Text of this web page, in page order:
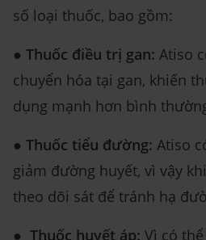
số loại thuốc, bao gồm:
● Thuốc điều trị gan: Atiso
chuyển hóa tại gan, khiến
dụng mạnh hơn bình
● Thuốc tiểu đường: Atiso
giảm đường huyết, vì vậy
theo dõi sát để tránh hạ
● Thuốc huyết áp: Vì có